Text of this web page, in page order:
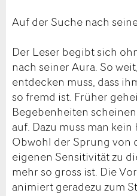
Auf der Suche nach
Der Leser begibt sich
nach seiner Aura. So
entdecken muss, dass
so fremd ist. Früher
Begebenheiten
auf. Dazu muss man
Obwohl der Sprung von
eigenen Sensitivität zu
mehr so gross ist. Die
animiert geradezu zum